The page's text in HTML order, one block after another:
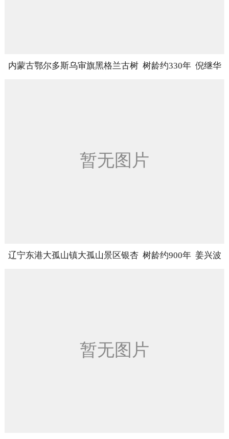
内蒙古鄂尔多斯乌审旗黑格兰古树 树龄约330年 倪继华
辽宁东港大孤山镇大孤山景区银杏 树龄约900年 姜兴波